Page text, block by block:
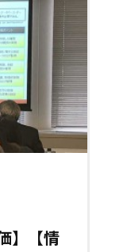
】【情